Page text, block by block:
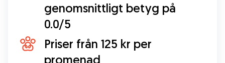
genomsnittligt betyg på
0.0/5
Priser från 125 kr per
promenad